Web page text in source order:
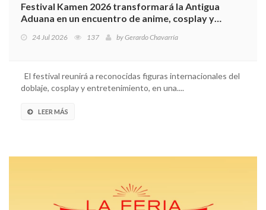
Festival Kamen 2026 transformará la Antigua
Aduana en un encuentro de anime, cosplay y
24 Jul 2026 137 byGerardo Chavarría
El festival reunirá a reconocidas figuras internacionales del
doblaje, cosplay y entretenimiento, en una....
LEER MÁS